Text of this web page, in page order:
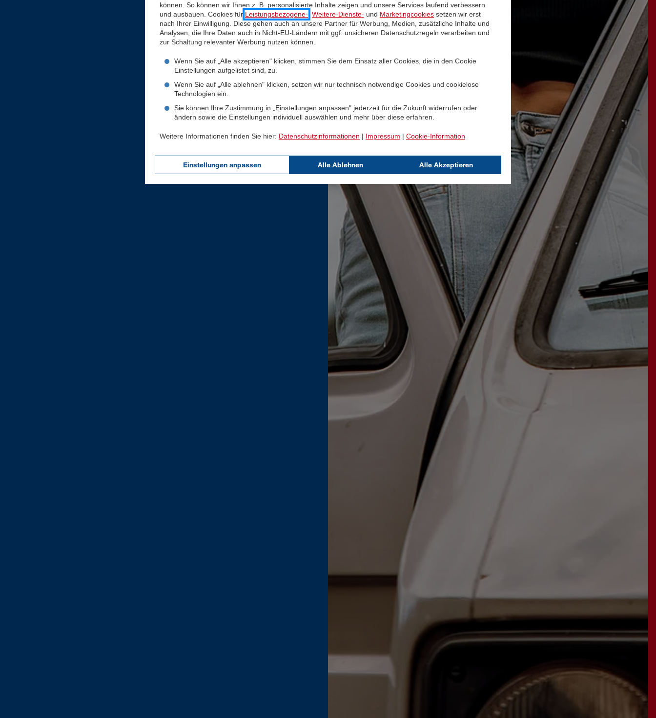
können. So können wir Ihnen z. B. personalisierte Inhalte zeigen und unsere Services laufend verbessern
und ausbauen. Cookies für Leistungsbezogene- Weitere-Dienste- und Marketingcookies setzen wir erst
nach Ihrer Einwilligung. Diese gehen auch an unsere Partner für Werbung, Medien, zusätzliche Inhalte und
Analysen, die Ihre Daten auch in Nicht-EU-Ländern mit ggf. unsicheren Datenschutzregeln verarbeiten und
zur Schaltung relevanter Werbung nutzen können.
Wenn Sie auf „Alle akzeptieren" klicken, stimmen Sie dem Einsatz aller Cookies, die in den Cookie
Einstellungen aufgelistet sind, zu.
Wenn Sie auf „Alle ablehnen" klicken, setzen wir nur technisch notwendige Cookies und cookielose
Technologien ein.
Sie können Ihre Zustimmung in „Einstellungen anpassen" jederzeit für die Zukunft widerrufen oder
ändern sowie die Einstellungen individuell auswählen und mehr über diese erfahren.
Weitere Informationen finden Sie hier: Datenschutzinformationen | Impressum | Cookie-Information
Einstellungen anpassen Alle Ablehnen Alle Akzeptieren